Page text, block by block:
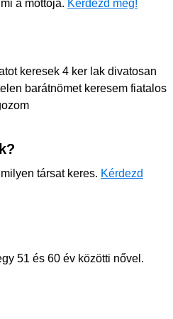
a mottója. Kérdezd meg!
keresek 4 ker lak divatosan
barátnömet keresem fiatalos
társat keres. Kérdezd
51 és 60 év közötti nővel.